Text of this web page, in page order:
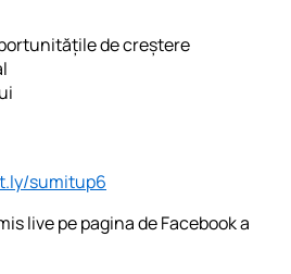
de creștere
sumitup6
live pe pagina de Facebook a